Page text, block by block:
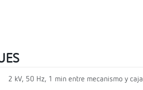
2 kV, 50 Hz, 1 min entre mecanismo y caja